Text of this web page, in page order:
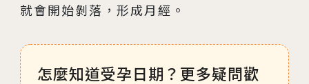
就會開始剝落，形成月經。
怎麼知道受孕日期？更多疑問歡